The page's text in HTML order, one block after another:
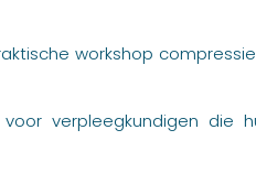
workshop
verpleegkundigen die